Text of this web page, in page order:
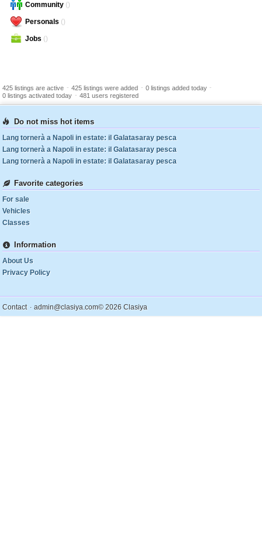
Community ()
Personals ()
Jobs ()
425 listings are active - 425 listings were added - 0 listings added today -
0 listings activated today - 481 users registered
Do not miss hot items
Lang tornerà a Napoli in estate: il Galatasaray pesca
Lang tornerà a Napoli in estate: il Galatasaray pesca
Lang tornerà a Napoli in estate: il Galatasaray pesca
Favorite categories
For sale
Vehicles
Classes
Information
About Us
Privacy Policy
Contact . admin@clasiya.com© 2026 Clasiya